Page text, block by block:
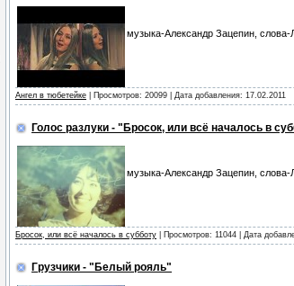
музыка-Александр Зацепин,
Ангел в тюбетейке | Просмотров: 20099 | Дата добавления: 17.02.2011
Голос разлуки - "Бросок, или всё началось в
музыка-Александр Зацепин,
Бросок, или всё началось в субботу | Просмотров: 11044 | Дата
Грузчики - "Белый рояль"